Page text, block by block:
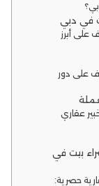
في دبي
على أبرز
على دور
عقاري
بيت في
حصرية: